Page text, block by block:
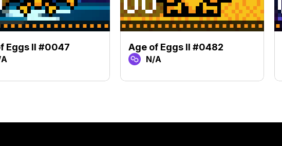
Eggs II #0047 Age of Eggs II #0482
N/A